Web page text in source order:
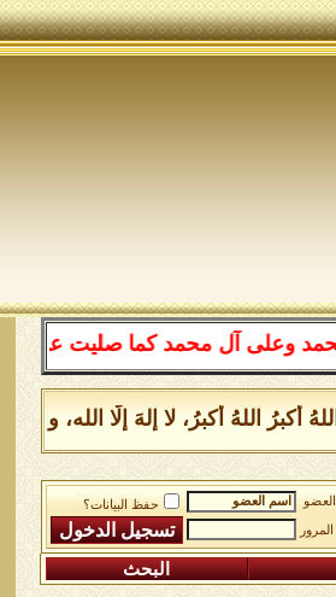
وعلى آل محمد كما صليت على
أكبرُ اللهُ أكبرُ، لا إلهَ إلَّا الله،
حفظ البيانات؟
البحث